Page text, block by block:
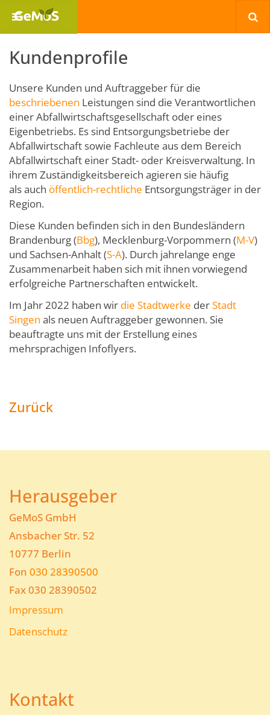
Kundenprofile
Unsere Kunden und Auftraggeber für die
beschriebenen Leistungen sind die Verantwortlichen
einer Abfallwirtschaftsgesellschaft oder eines
Eigenbetriebs. Es sind Entsorgungsbetriebe der
Abfallwirtschaft sowie Fachleute aus dem Bereich
Abfallwirtschaft einer Stadt- oder Kreisverwaltung. In
ihrem Zuständigkeitsbereich agieren sie häufig
als auch öffentlich-rechtliche Entsorgungsträger in der
Region.
Diese Kunden befinden sich in den Bundesländern
Brandenburg (Bbg), Mecklenburg-Vorpommern (M-V)
und Sachsen-Anhalt (S-A). Durch jahrelange enge
Zusammenarbeit haben sich mit ihnen vorwiegend
erfolgreiche Partnerschaften entwickelt.
Im Jahr 2022 haben wir die Stadtwerke derStadt
Singen als neuen Auftraggeber gewonnen. Sie
beauftragte uns mit der Erstellung eines
mehrsprachigen Infoflyers.
Zurück
Herausgeber
GeMoS GmbH
Ansbacher Str. 52
10777 Berlin
Fon 030 28390500
Fax 030 28390502
Impressum
Datenschutz
Kontakt